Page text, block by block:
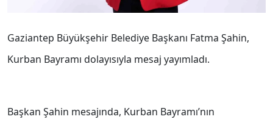
Gaziantep Büyükşehir Belediye Başkanı Fatma Şahin,
Kurban Bayramı dolayısıyla mesaj yayımladı.
Başkan Şahin mesajında, Kurban Bayramı’nın